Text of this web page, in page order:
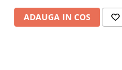
ADAUGA IN COS